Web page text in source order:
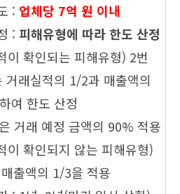
: 업체당 7억 원 이내
: 피해유형에 따라 한도 산정
이 확인되는 피해유형) 2번
거래실적의 1/2과 매출액의
여 한도 산정
래 예정 금액의 90% 적용
이 확인되지 않는 피해유형)
출액의 1/3을 적용